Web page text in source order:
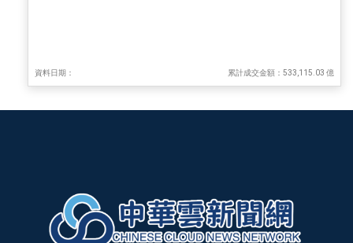
資料日期： 累計成交金額：533,115.03 億